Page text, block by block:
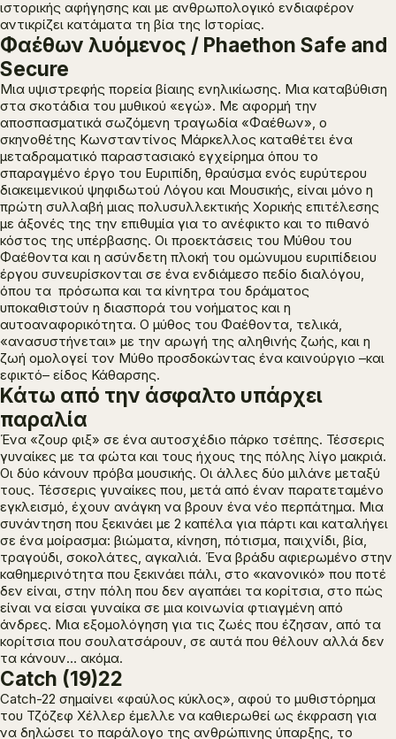
ιστορικής αφήγησης και με ανθρωπολογικό ενδιαφέρον
αντικρίζει κατάματα τη βία της Ιστορίας.
Φαέθων λυόμενος / Phaethon Safe and
Secure
Μια υψιστρεφής πορεία βίαιης ενηλικίωσης. Μια καταβύθιση
στα σκοτάδια του μυθικού «εγώ». Με αφορμή την
αποσπασματικά σωζόμενη τραγωδία «Φαέθων», ο
σκηνοθέτης Κωνσταντίνος Μάρκελλος καταθέτει ένα
μεταδραματικό παραστασιακό εγχείρημα όπου το
σπαραγμένο έργο του Ευριπίδη, θραύσμα ενός ευρύτερου
διακειμενικού ψηφιδωτού Λόγου και Μουσικής, είναι μόνο η
πρώτη συλλαβή μιας πολυσυλλεκτικής Χορικής επιτέλεσης
με άξονές της την επιθυμία για το ανέφικτο και το πιθανό
κόστος της υπέρβασης. Οι προεκτάσεις του Μύθου του
Φαέθοντα και η ασύνδετη πλοκή του ομώνυμου ευριπίδειου
έργου συνευρίσκονται σε ένα ενδιάμεσο πεδίο διαλόγου,
όπου τα πρόσωπα και τα κίνητρα του δράματος
υποκαθιστούν η διασπορά του νοήματος και η
αυτοαναφορικότητα. Ο μύθος του Φαέθοντα, τελικά,
«ανασυστήνεται» με την αρωγή της αληθινής ζωής, και η
ζωή ομολογεί τον Μύθο προσδοκώντας ένα καινούργιο –και
εφικτό– είδος Κάθαρσης.
Κάτω από την άσφαλτο υπάρχει
παραλία
Ένα «ζουρ φιξ» σε ένα αυτοσχέδιο πάρκο τσέπης. Τέσσερις
γυναίκες με τα φώτα και τους ήχους της πόλης λίγο μακριά.
Οι δύο κάνουν πρόβα μουσικής. Οι άλλες δύο μιλάνε μεταξύ
τους. Τέσσερις γυναίκες που, μετά από έναν παρατεταμένο
εγκλεισμό, έχουν ανάγκη να βρουν ένα νέο περπάτημα. Μια
συνάντηση που ξεκινάει με 2 καπέλα για πάρτι και καταλήγει
σε ένα μοίρασμα: βιώματα, κίνηση, πότισμα, παιχνίδι, βία,
τραγούδι, σοκολάτες, αγκαλιά. Ένα βράδυ αφιερωμένο στην
καθημερινότητα που ξεκινάει πάλι, στο «κανονικό» που ποτέ
δεν είναι, στην πόλη που δεν αγαπάει τα κορίτσια, στο πώς
είναι να είσαι γυναίκα σε μια κοινωνία φτιαγμένη από
άνδρες. Μια εξομολόγηση για τις ζωές που έζησαν, από τα
κορίτσια που σουλατσάρουν, σε αυτά που θέλουν αλλά δεν
τα κάνουν… ακόμα.
Catch (19)22
Catch-22 σημαίνει «φαύλος κύκλος», αφού το μυθιστόρημα
του Τζόζεφ Χέλλερ έμελλε να καθιερωθεί ως έκφραση για
να δηλώσει το παράλογο της ανθρώπινης ύπαρξης, το